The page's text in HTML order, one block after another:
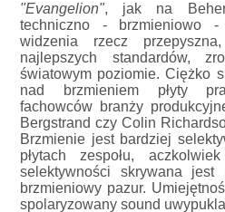
"Evangelion", jak na
techniczno - brzmieniowo -
widzenia rzecz
najlepszych standardów,
światowym poziomie. Ciężko
nad brzmieniem płyty
fachowców branży
Bergstrand czy Colin
Brzmienie jest bardziej
płytach zespołu,
selektywności skrywana jest
brzmieniowy pazur.
spolaryzowany sound